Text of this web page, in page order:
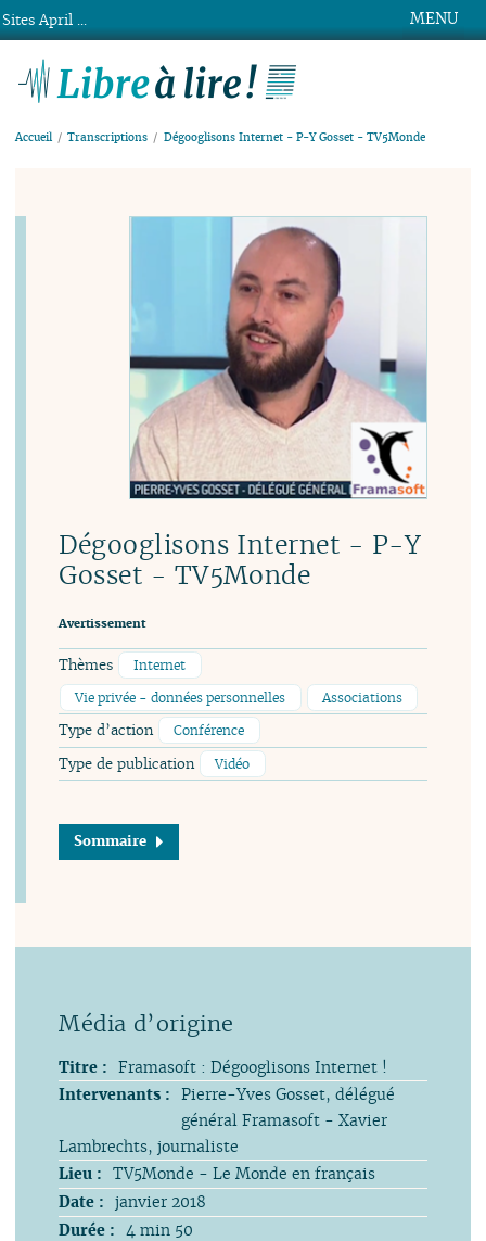
MENU
Accueil Transcriptions Dégooglisons Internet - P-Y Gosset - TV5Monde
Dégooglisons Internet - P-Y
Gosset - TV5Monde
Avertissement
Thèmes
Internet
Vie privée - données personnelles
Associations
Type d’action Conférence
Type de publication Vidéo
Sommaire
Titre : Framasoft : Dégooglisons Internet !
Intervenants : Pierre-Yves Gosset, délégué
général Framasoft - Xavier
Lambrechts, journaliste
Lieu : TV5Monde - Le Monde en français
Date : janvier 2018
Durée :
4 min 50
Sites April ...